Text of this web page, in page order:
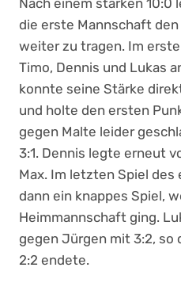
Nach einem starken 10:0
die erste Mannschaft
weiter zu tragen. Im
Timo, Dennis und Lukas
konnte seine Stärke
und holte den ersten
gegen Malte leider
3:1. Dennis legte erneut
Max. Im letzten Spiel
dann ein knappes Spiel,
Heimmannschaft ging.
gegen Jürgen mit 3:2, so
2:2 endete.